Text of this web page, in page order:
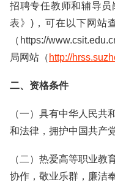
招聘专任教师和辅导
表》)，可在以下网站
（https://
局网站（ http://
二、资格条件
（一）具有中华人民共
和法律，拥护中国共产
（二）热爱高等职业教
协作，敬业乐群，廉洁奉